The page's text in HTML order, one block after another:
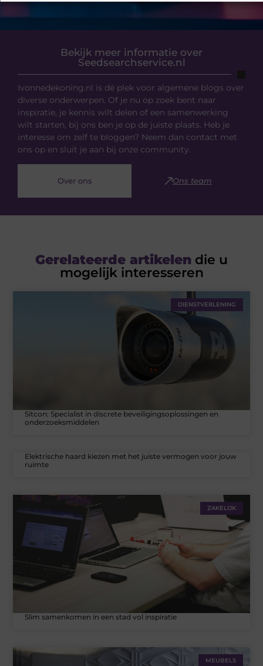
Bekijk meer informatie over
Seedsearchservice.nl
Ivonnedekoning.nl is dé plek voor algemene blogs over
diverse onderwerpen. Of je nu op zoek bent naar
inspiratie, je kennis wilt delen of een samenwerking
wilt starten, bij ons ben je op de juiste plaats. Heb je
interesse om zelf te bloggen? Neem dan contact met
ons op en sluit je aan bij onze community.
Over ons Ons team
Gerelateerde artikelen die u
mogelijk interesseren
DIENSTVERLENING
Sitcon: Specialist in discrete beveiligingsoplossingen en
onderzoeksmiddelen
Elektrische haard kiezen met het juiste vermogen voor jouw
ruimte
ZAKELIJK
Slim samenkomen in een stad vol inspiratie
MEUBELS